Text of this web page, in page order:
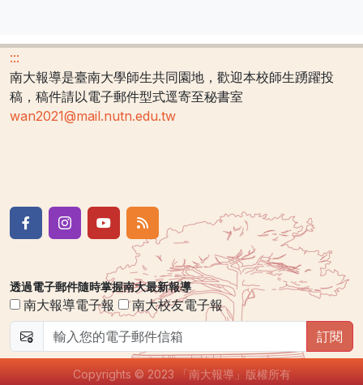
:::
南大報導是臺南大學師生共同園地，歡迎本校師生踴躍投
稿，稿件請以電子郵件型式逕寄至秘書室
wan2021@mail.nutn.edu.tw
透過電子郵件隨時掌握南大最新報導
南大報導電子報
南大校友電子報
訂閱
Copyrights © 2023 「南大報導」版權所有